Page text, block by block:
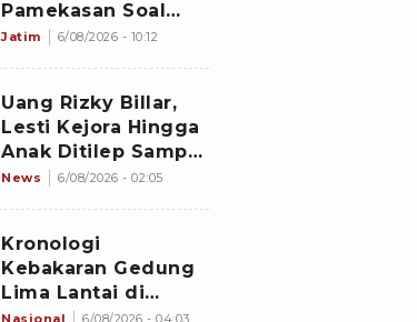
Pamekasan Soal
Dugaan Korupsi
Milliar
Jatim 6/08/2026 - 10:12
Uang Rizky Billar,
Lesti Kejora Hingga
Anak Ditilep Sampai
Rp3,1 Miliar, Pelaku
News 6/08/2026 - 02:05
Kronologi
Kebakaran Gedung
Lima Lantai di
Cikini, Sempat Coba
Nasional 6/08/2026 - 04:03